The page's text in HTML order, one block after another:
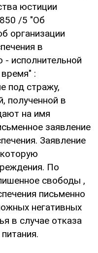
юстиции
/5 "Об
организации
в
- исполнительной
:
под стражу,
полученной в
на имя
заявление
Заявление
По
свободы ,
письменно
негативных
в случае отказа